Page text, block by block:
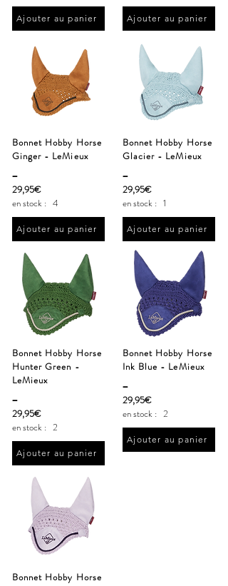
Ajouter au panier
Bonnet Hobby Horse
Ginger - LeMieux
_
29,95€
en stock : 4
Ajouter au panier
Bonnet Hobby Horse
Hunter Green -
LeMieux
_
29,95€
en stock : 2
Ajouter au panier
Bonnet Hobby Horse
Ajouter au panier
Bonnet Hobby Horse
Glacier - LeMieux
_
29,95€
en stock : 1
Ajouter au panier
Bonnet Hobby Horse
Ink Blue - LeMieux
_
29,95€
en stock : 2
Ajouter au panier